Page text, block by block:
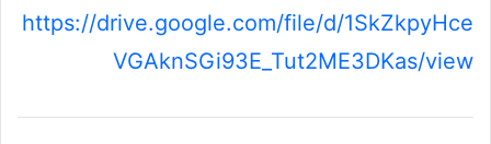
https://drive.google.com/file/d/1SkZkpyHce
VGAknSGi93E_Tut2ME3DKas/view